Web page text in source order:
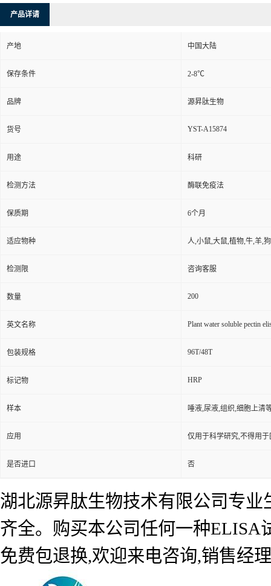
产品详请
产地 中国大陆
保存条件 2-8℃
品牌 源昇肽生物
货号 YST-A15874
用途 科研
检测方法 酶联免疫法
保质期 6个月
适应物种 人,小鼠,大鼠,植物,牛,羊,
检测限 咨询客服
数量 200
英文名称 Plant water soluble pectin
包装规格 96T/48T
标记物 HRP
样本 唾液,尿液,组织,细胞上清
应用 仅用于科学研究,不得用
是否进口 否
湖北源昇肽生物技术有限公司专
齐全。购买本公司任何一种ELISA
免费包退换,欢迎来电咨询,销售经